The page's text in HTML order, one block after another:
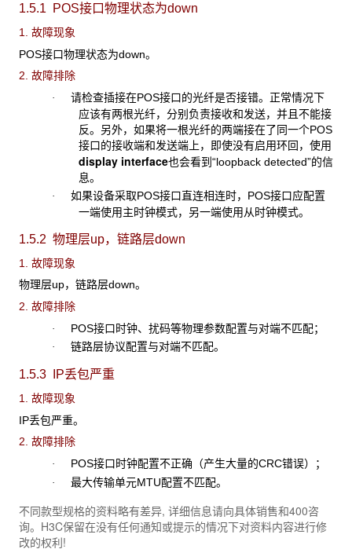
1.5.1 POS接口物理状态为down
1. 故障现象
POS接口物理状态为down。
2. 故障排除
· 请检查插接在POS接口的光纤是否接错。正常情况下
应该有两根光纤，分别负责接收和发送，并且不能接
反。另外，如果将一根光纤的两端接在了同一个POS
接口的接收端和发送端上，即使没有启用环回，使用
display interface也会看到“loopback detected”的信
息。
· 如果设备采取POS接口直连相连时，POS接口应配置
一端使用主时钟模式，另一端使用从时钟模式。
1.5.2 物理层up，链路层down
1. 故障现象
物理层up，链路层down。
2. 故障排除
· POS接口时钟、扰码等物理参数配置与对端不匹配；
· 链路层协议配置与对端不匹配。
1.5.3 IP丢包严重
1. 故障现象
IP丢包严重。
2. 故障排除
· POS接口时钟配置不正确（产生大量的CRC错误）；
· 最大传输单元MTU配置不匹配。
不同款型规格的资料略有差异, 详细信息请向具体销售和400咨
询。H3C保留在没有任何通知或提示的情况下对资料内容进行修
改的权利!